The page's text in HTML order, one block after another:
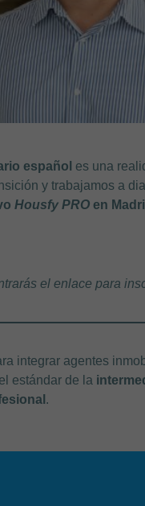
español es una
y trabajamos a
Housfy PRO en
el enlace para
integrar agentes
estándar de la
.